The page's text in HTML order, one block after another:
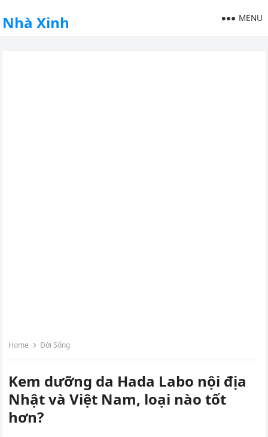
Nhà Xinh MENU
Home Đời Sống
Kem dưỡng da Hada Labo nội địa
Nhật và Việt Nam, loại nào tốt
hơn?